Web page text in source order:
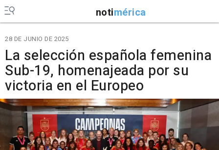
notimérica
28 DE JUNIO DE 2025
La selección española femenina
Sub-19, homenajeada por su
victoria en el Europeo